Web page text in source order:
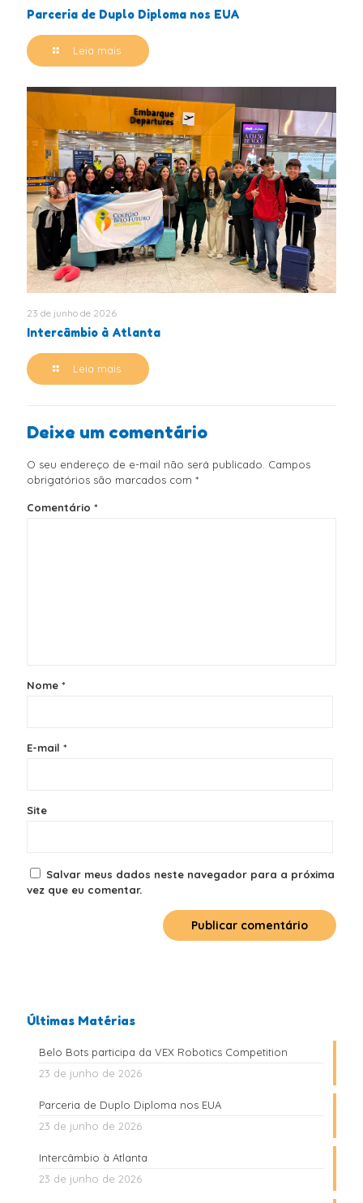
Parceria de Duplo Diploma nos EUA
Leia mais
23 de junho de 2026
Intercâmbio à Atlanta
Leia mais
Deixe um comentário
O seu endereço de e-mail não será publicado. Campos
obrigatórios são marcados com *
Comentário *
Nome *
E-mail *
Site
Salvar meus dados neste navegador para a próxima
vez que eu comentar.
Últimas Matérias
Belo Bots participa da VEX Robotics Competition
23 de junho de 2026
Parceria de Duplo Diploma nos EUA
23 de junho de 2026
Intercâmbio à Atlanta
23 de junho de 2026